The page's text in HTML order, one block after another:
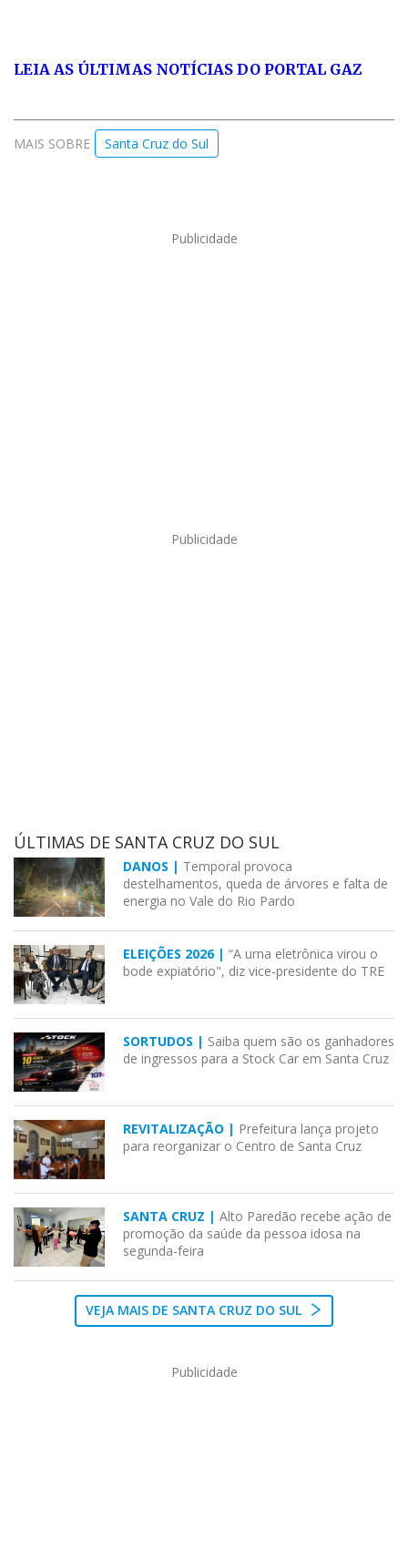
LEIA AS ÚLTIMAS NOTÍCIAS DO PORTAL GAZ
MAIS SOBRE Santa Cruz do Sul
Publicidade
Publicidade
ÚLTIMAS DE SANTA CRUZ DO SUL
DANOS | Temporal provoca
destelhamentos, queda de árvores e falta de
energia no Vale do Rio Pardo
ELEIÇÕES 2026 | “A urna eletrônica virou o
bode expiatório", diz vice-presidente do TRE
SORTUDOS | Saiba quem são os ganhadores
de ingressos para a Stock Car em Santa Cruz
REVITALIZAÇÃO | Prefeitura lança projeto
para reorganizar o Centro de Santa Cruz
SANTA CRUZ | Alto Paredão recebe ação de
promoção da saúde da pessoa idosa na
segunda-feira
VEJA MAIS DE SANTA CRUZ DO SUL
Publicidade